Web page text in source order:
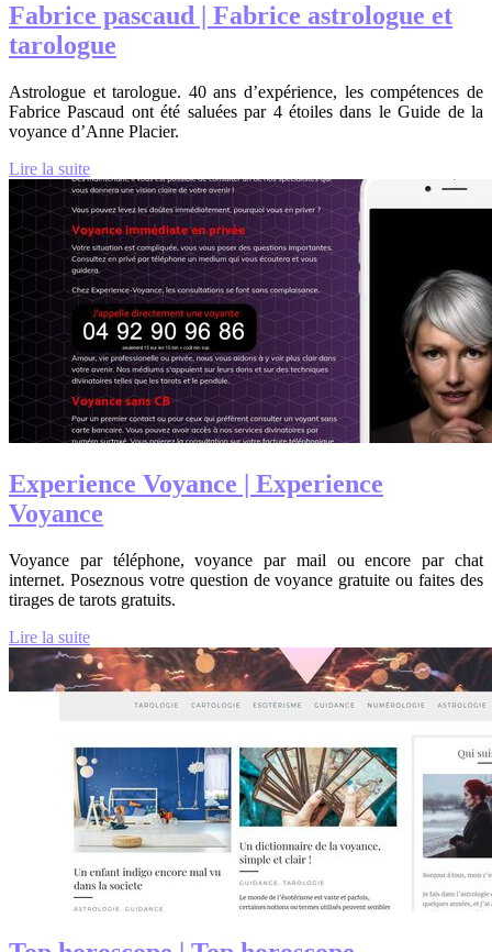
Fabrice pascaud | Fabrice astrologue et
tarologue
Astrologue et tarologue. 40 ans d’expérience, les compétences de
Fabrice Pascaud ont été saluées par 4 étoiles dans le Guide de la
voyance d’Anne Placier.
Lire la suite
Experience Voyance | Experience
Voyance
Voyance par téléphone, voyance par mail ou encore par chat
internet. Poseznous votre question de voyance gratuite ou faites des
tirages de tarots gratuits.
Lire la suite